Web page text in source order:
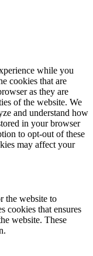
while you
cookies that are
as they are
of the website. We
and understand how
in your browser
to opt-out of these
may affect your
the website to
cookies that ensures
website. These